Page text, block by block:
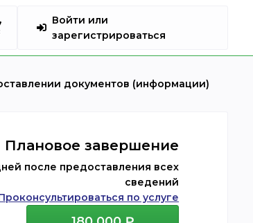
Войти или
зарегистрироваться
документов (информации)
Плановое завершение
после предоставления всех
сведений
по услуге